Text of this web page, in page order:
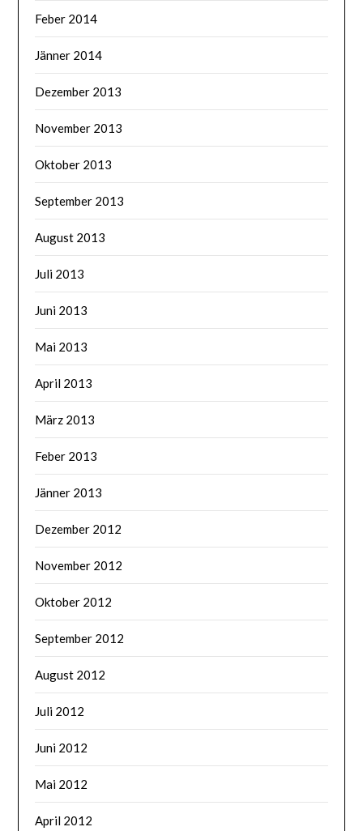
Feber 2014
Jänner 2014
Dezember 2013
November 2013
Oktober 2013
September 2013
August 2013
Juli 2013
Juni 2013
Mai 2013
April 2013
März 2013
Feber 2013
Jänner 2013
Dezember 2012
November 2012
Oktober 2012
September 2012
August 2012
Juli 2012
Juni 2012
Mai 2012
April 2012